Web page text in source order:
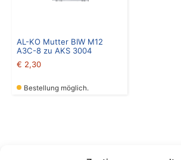
AL-KO Mutter BIW M12
A3C-8 zu AKS 3004
€ 2,30
Bestellung möglich.